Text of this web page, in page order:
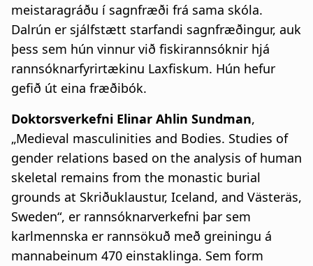
meistaragráðu í sagnfræði frá sama skóla.
Dalrún er sjálfstætt starfandi sagnfræðingur, auk
þess sem hún vinnur við fiskirannsóknir hjá
rannsóknarfyrirtækinu Laxfiskum. Hún hefur
gefið út eina fræðibók.
Doktorsverkefni Elinar Ahlin Sundman,
„Medieval masculinities and Bodies. Studies of
gender relations based on the analysis of human
skeletal remains from the monastic burial
grounds at Skriðuklaustur, Iceland, and Västeräs,
Sweden“, er rannsóknarverkefni þar sem
karlmennska er rannsökuð með greiningu á
mannabeinum 470 einstaklinga. Sem form